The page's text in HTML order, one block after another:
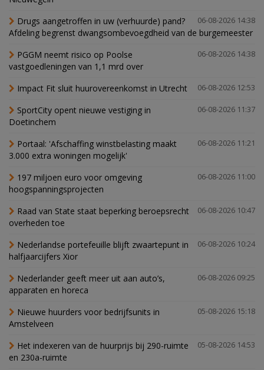
06-08-2026 14:38
Drugs aangetroffen in uw (verhuurde) pand?
Afdeling begrenst dwangsombevoegdheid van de burgemeester
06-08-2026 14:38
PGGM neemt risico op Poolse
vastgoedleningen van 1,1 mrd over
06-08-2026 12:53
Impact Fit sluit huurovereenkomst in Utrecht
06-08-2026 11:37
SportCity opent nieuwe vestiging in
Doetinchem
06-08-2026 11:21
Portaal: 'Afschaffing winstbelasting maakt
3.000 extra woningen mogelijk'
06-08-2026 11:00
197 miljoen euro voor omgeving
hoogspanningsprojecten
06-08-2026 10:47
Raad van State staat beperking beroepsrecht
overheden toe
06-08-2026 10:24
Nederlandse portefeuille blijft zwaartepunt in
halfjaarcijfers Xior
06-08-2026 09:25
Nederlander geeft meer uit aan auto’s,
apparaten en horeca
05-08-2026 15:18
Nieuwe huurders voor bedrijfsunits in
Amstelveen
05-08-2026 14:53
Het indexeren van de huurprijs bij 290-ruimte
en 230a-ruimte